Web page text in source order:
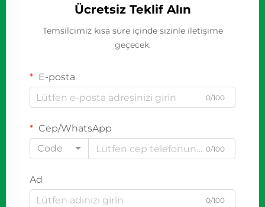
Ücretsiz Teklif Alın
Temsilcimiz kısa süre içinde sizinle iletişime
geçecek.
E-posta
0/100
Cep/WhatsApp
Code
0/100
Ad
0/100